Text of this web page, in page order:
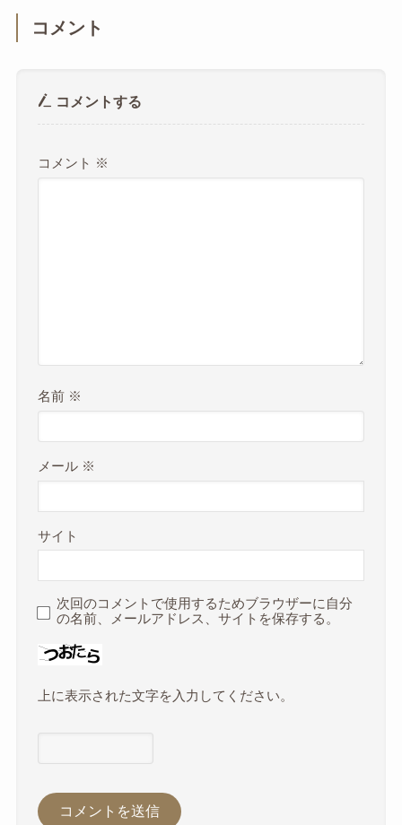
コメント
コメントする
コメント ※
名前 ※
メール ※
サイト
次回のコメントで使用するためブラウザーに自分
の名前、メールアドレス、サイトを保存する。
上に表示された文字を入力してください。